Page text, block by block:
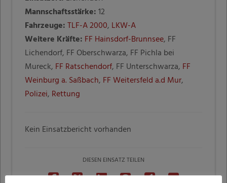
Mannschaftsstärke:12
Fahrzeuge: TLF-A 2000, LKW-A
Weitere Kräfte: FF Hainsdorf-Brunnsee, FF
Lichendorf, FF Oberschwarza, FF Pichla bei
Mureck, FF Ratschendorf, FF Unterschwarza, FF
Weinburg a. Saßbach, FF Weitersfeld a.d Mur,
Polizei, Rettung
Kein Einsatzbericht vorhanden
DIESEN EINSATZ TEILEN